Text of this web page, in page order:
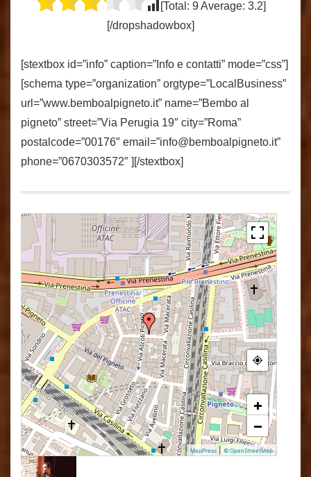
[Total: 9Average: 3.2]
[/dropshadowbox]
[stextbox id=”info” caption=”Info e contatti” mode=”css”]
[schema type=”organization” orgtype=”LocalBusiness”
url=”www.bemboalpigneto.it” name=”Bembo al
pigneto” street=”Via Perugia 19″ city=”Roma”
postalcode=”00176″ email=”info@bemboalpigneto.it”
phone=”0670303572″ ][/stextbox]
+
−
MapPress| © OpenStreetMap